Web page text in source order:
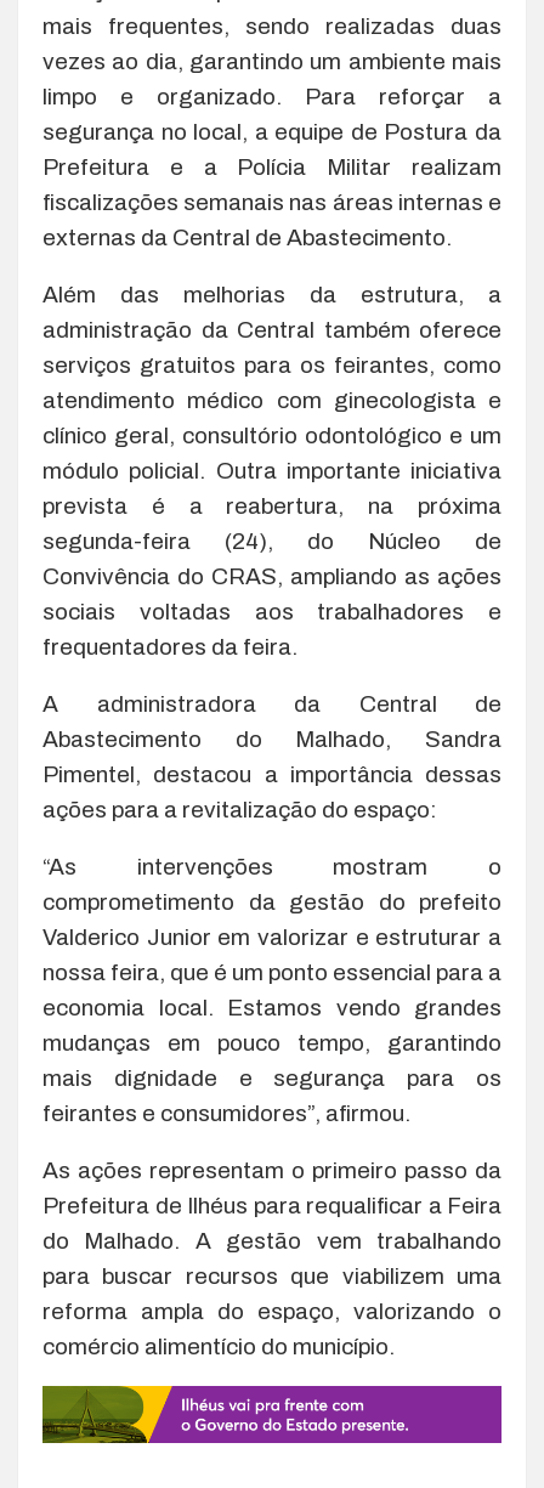
mais frequentes, sendo realizadas duas
vezes ao dia, garantindo um ambiente mais
limpo e organizado. Para reforçar a
segurança no local, a equipe de Postura da
Prefeitura e a Polícia Militar realizam
fiscalizações semanais nas áreas internas e
externas da Central de Abastecimento.
Além das melhorias da estrutura, a
administração da Central também oferece
serviços gratuitos para os feirantes, como
atendimento médico com ginecologista e
clínico geral, consultório odontológico e um
módulo policial. Outra importante iniciativa
prevista é a reabertura, na próxima
segunda-feira (24), do Núcleo de
Convivência do CRAS, ampliando as ações
sociais voltadas aos trabalhadores e
frequentadores da feira.
A administradora da Central de
Abastecimento do Malhado, Sandra
Pimentel, destacou a importância dessas
ações para a revitalização do espaço:
“As intervenções mostram o
comprometimento da gestão do prefeito
Valderico Junior em valorizar e estruturar a
nossa feira, que é um ponto essencial para a
economia local. Estamos vendo grandes
mudanças em pouco tempo, garantindo
mais dignidade e segurança para os
feirantes e consumidores”, afirmou.
As ações representam o primeiro passo da
Prefeitura de Ilhéus para requalificar a Feira
do Malhado. A gestão vem trabalhando
para buscar recursos que viabilizem uma
reforma ampla do espaço, valorizando o
comércio alimentício do município.